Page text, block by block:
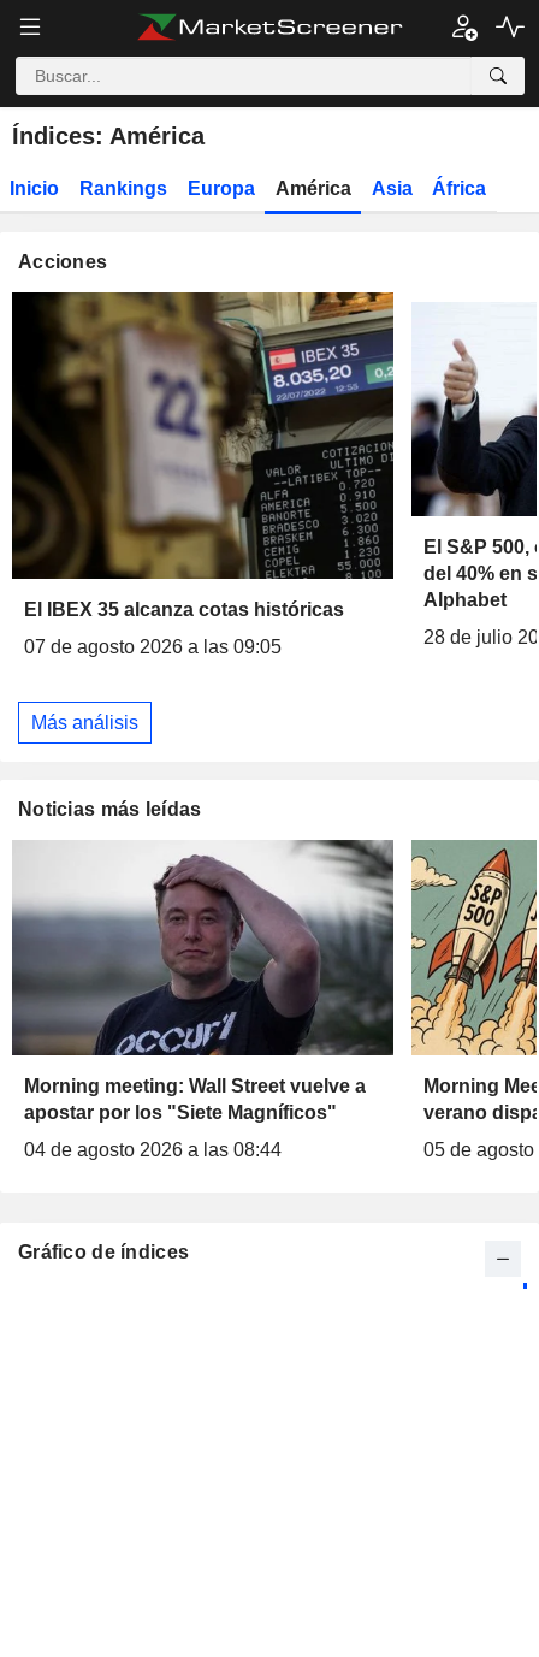
Índices: América
Inicio Rankings Europa América Asia África
Gráfico de índices
Acciones
El IBEX 35 alcanza cotas históricas
07 de agosto 2026 a las 09:05
El S&P
del 40% en
Alphabet
28 de julio
Más análisis
Noticias más leídas
Morning meeting: Wall Street vuelve a
apostar por los "Siete Magníficos"
04 de agosto 2026 a las 08:44
Morning
verano
05 de